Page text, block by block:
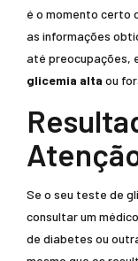
é o momento certo
as informações
até preocupações,
glicemia alta ou
Se o seu teste de
consultar um
de diabetes ou